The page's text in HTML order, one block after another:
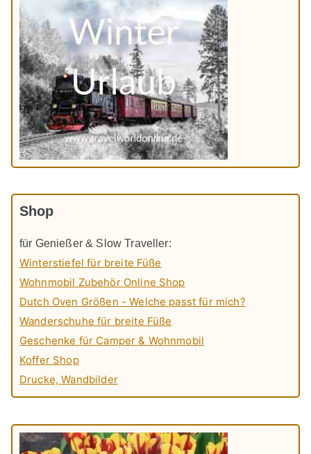
Shop
für Genießer & Slow Traveller:
Winterstiefel für breite Füße
Wohnmobil Zubehör Online Shop
Dutch Oven Größen - Welche passt für mich?
Wanderschuhe für breite Füße
Geschenke für Camper & Wohnmobil
Koffer Shop
Drucke, Wandbilder